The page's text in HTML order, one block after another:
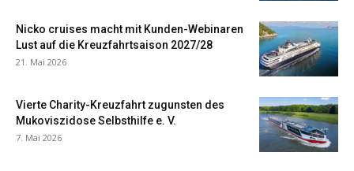
Nicko cruises macht mit Kunden-Webinaren
Lust auf die Kreuzfahrtsaison 2027/28
21. Mai 2026
Vierte Charity-Kreuzfahrt zugunsten des
Mukoviszidose Selbsthilfe e. V.
7. Mai 2026